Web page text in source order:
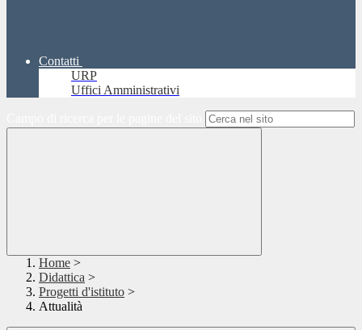
Contatti
URP
Uffici Amministrativi
Home >
Didattica >
Progetti d'istituto >
Attualità